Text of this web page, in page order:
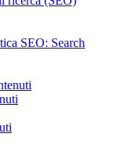
SEO: Search